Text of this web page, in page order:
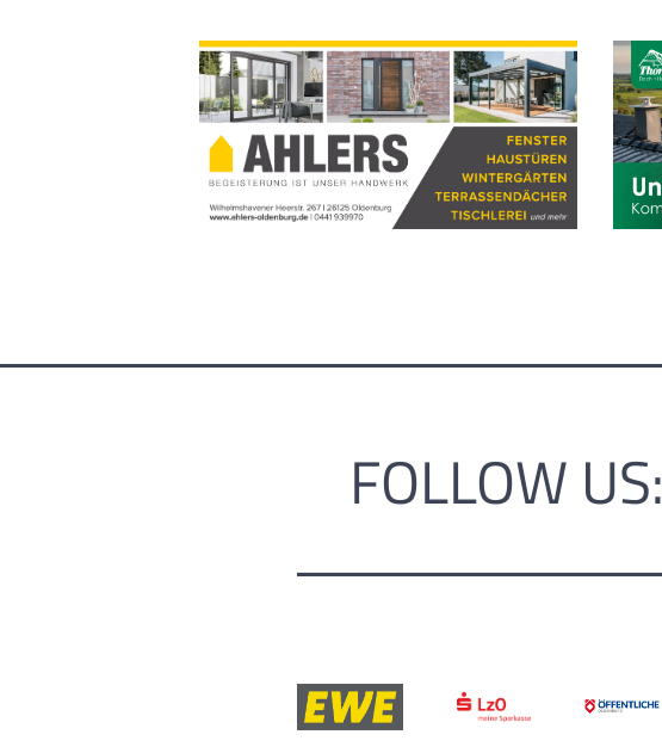
FOLLOW US: